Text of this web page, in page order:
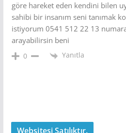
göre hareket eden kendini bilen
sahibi bir insanım seni tanımak
istiyorum 0541 512 22 13
arayabilirsin beni
0 Yanıtla
Websitesi Satılıktır.